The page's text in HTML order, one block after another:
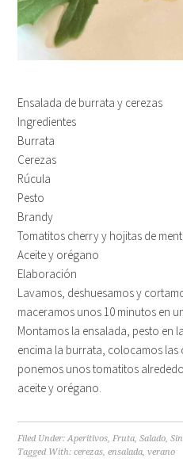
Ensalada de burrata y cerezas
Ingredientes
Burrata
Cerezas
Rúcula
Pesto
Brandy
Tomatitos cherry y hojitas de
Aceite y orégano
Elaboración
Lavamos, deshuesamos y
maceramos unos 10 minutos en
Montamos la ensalada, pesto en
encima la burrata, colocamos las
ponemos unos tomatitos
aceite y orégano.
Filed Under:Aperitivos,Fruta,Salado,
Tagged With:cerezas,ensalada,verano